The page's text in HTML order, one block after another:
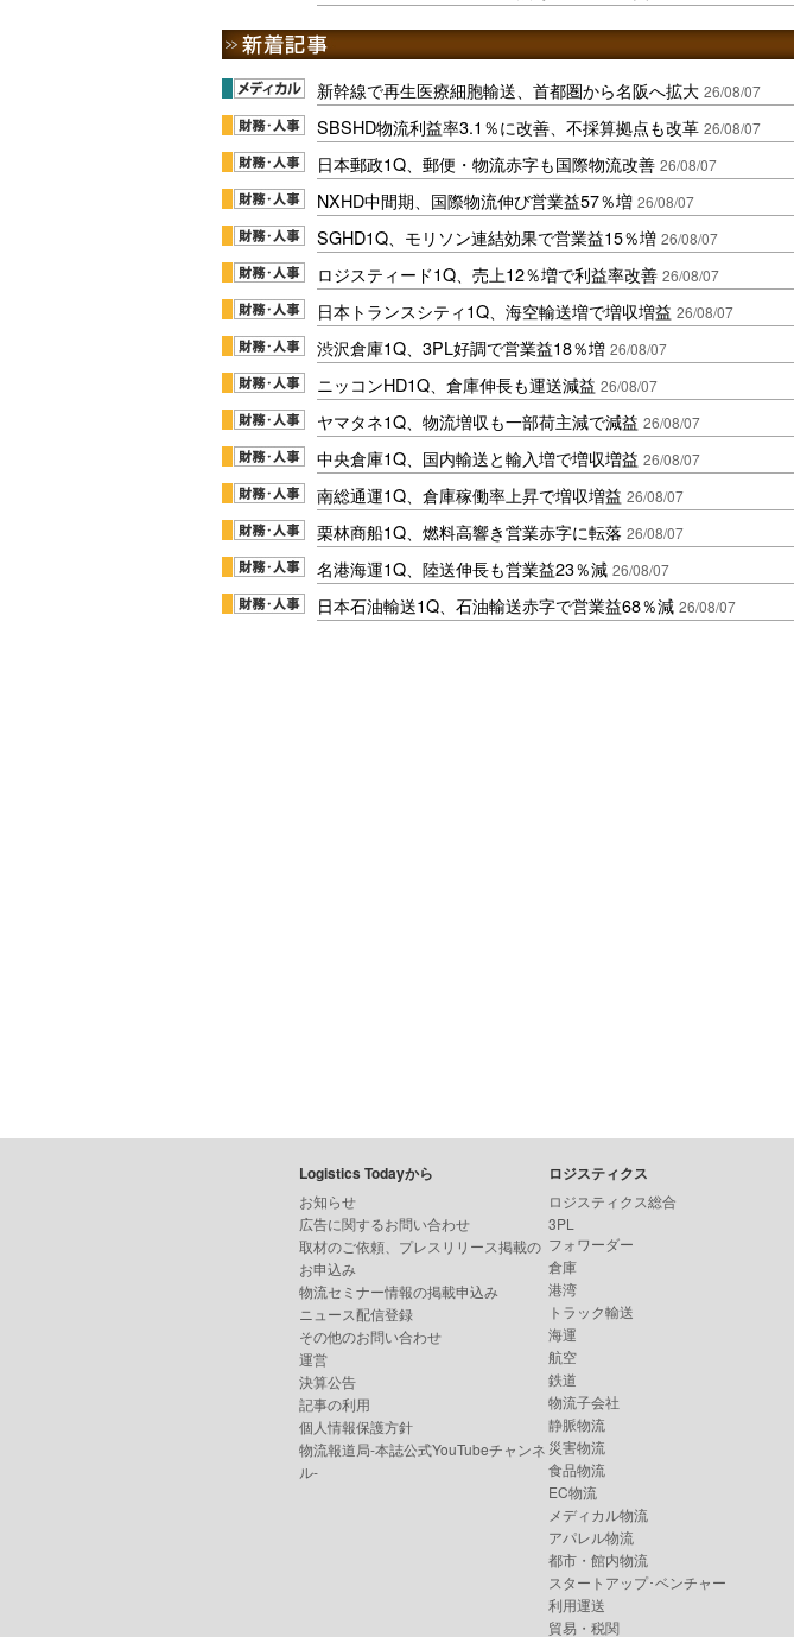
新幹線で再生医療細胞輸送、首都圏から名阪へ拡大 26/08/07
SBSHD物流利益率3.1％に改善、不採算拠点も改革 26/08/07
日本郵政1Q、郵便・物流赤字も国際物流改善 26/08/07
NXHD中間期、国際物流伸び営業益57％増 26/08/07
SGHD1Q、モリソン連結効果で営業益15％増 26/08/07
ロジスティード1Q、売上12％増で利益率改善 26/08/07
日本トランスシティ1Q、海空輸送増で増収増益 26/08/07
渋沢倉庫1Q、3PL好調で営業益18％増 26/08/07
ニッコンHD1Q、倉庫伸長も運送減益 26/08/07
ヤマタネ1Q、物流増収も一部荷主減で減益 26/08/07
中央倉庫1Q、国内輸送と輸入増で増収増益 26/08/07
南総通運1Q、倉庫稼働率上昇で増収増益 26/08/07
栗林商船1Q、燃料高響き営業赤字に転落 26/08/07
名港海運1Q、陸送伸長も営業益23％減 26/08/07
日本石油輸送1Q、石油輸送赤字で営業益68％減 26/08/07
Logistics Todayから
お知らせ
広告に関するお問い合わせ
取材のご依頼、プレスリリース掲載の
お申込み
物流セミナー情報の掲載申込み
ニュース配信登録
その他のお問い合わせ
運営
決算公告
記事の利用
個人情報保護方針
物流報道局-本誌公式YouTubeチャンネ
ル-
ロジスティクス
ロジスティクス総合
3PL
フォワーダー
倉庫
港湾
トラック輸送
海運
航空
鉄道
物流子会社
静脈物流
災害物流
食品物流
EC物流
メディカル物流
アパレル物流
都市・館内物流
スタートアップ･ベンチャー
利用運送
貿易・税関